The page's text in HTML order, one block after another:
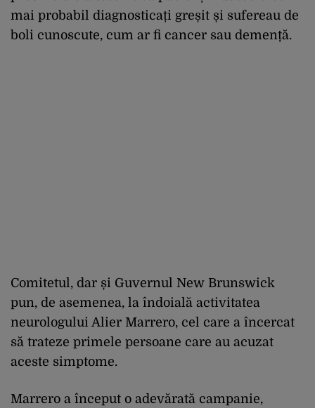
mai probabil diagnosticați greșit și sufereau de
boli cunoscute, cum ar fi cancer sau demență.
Comitetul, dar și Guvernul New Brunswick
pun, de asemenea, la îndoială activitatea
neurologului Alier Marrero, cel care a încercat
să trateze primele persoane care au acuzat
aceste simptome.
Marrero a început o adevărată campanie,